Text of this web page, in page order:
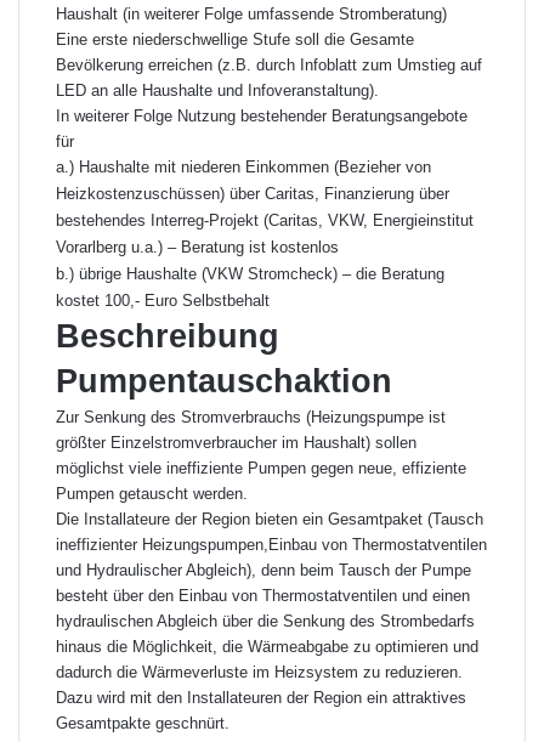
Haushalt (in weiterer Folge umfassende Stromberatung)
Eine erste niederschwellige Stufe soll die Gesamte
Bevölkerung erreichen (z.B. durch Infoblatt zum Umstieg auf
LED an alle Haushalte und Infoveranstaltung).
In weiterer Folge Nutzung bestehender Beratungsangebote
für
a.) Haushalte mit niederen Einkommen (Bezieher von
Heizkostenzuschüssen) über Caritas, Finanzierung über
bestehendes Interreg-Projekt (Caritas, VKW, Energieinstitut
Vorarlberg u.a.) – Beratung ist kostenlos
b.) übrige Haushalte (VKW Stromcheck) – die Beratung
kostet 100,- Euro Selbstbehalt
Beschreibung
Pumpentauschaktion
Zur Senkung des Stromverbrauchs (Heizungspumpe ist
größter Einzelstromverbraucher im Haushalt) sollen
möglichst viele ineffiziente Pumpen gegen neue, effiziente
Pumpen getauscht werden.
Die Installateure der Region bieten ein Gesamtpaket (Tausch
ineffizienter Heizungspumpen,Einbau von Thermostatventilen
und Hydraulischer Abgleich), denn beim Tausch der Pumpe
besteht über den Einbau von Thermostatventilen und einen
hydraulischen Abgleich über die Senkung des Strombedarfs
hinaus die Möglichkeit, die Wärmeabgabe zu optimieren und
dadurch die Wärmeverluste im Heizsystem zu reduzieren.
Dazu wird mit den Installateuren der Region ein attraktives
Gesamtpakte geschnürt.